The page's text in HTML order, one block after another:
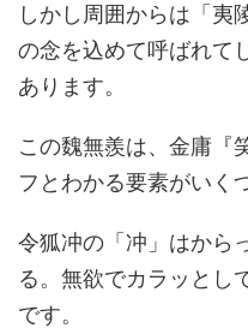
しかし周囲からは「
の念を込めて呼ばれて
あります。
この魏無羨は、金庸『
フとわかる要素がいく
令狐冲の「冲」はから
る。無欲でカラッとし
です。